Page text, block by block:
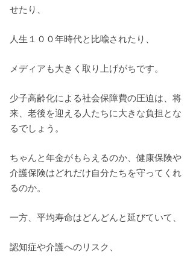
せたり、
人生１００年時代と比喩されたり、
メディアも大きく取り上げがちです。
少子高齢化による社会保障費の圧迫は、将
来、老後を迎える人たちに大きな負担とな
るでしょう。
ちゃんと年金がもらえるのか、健康保険や
介護保険はどれだけ自分たちを守ってくれ
るのか。
一方、平均寿命はどんどんと延びていて、
認知症や介護へのリスク、